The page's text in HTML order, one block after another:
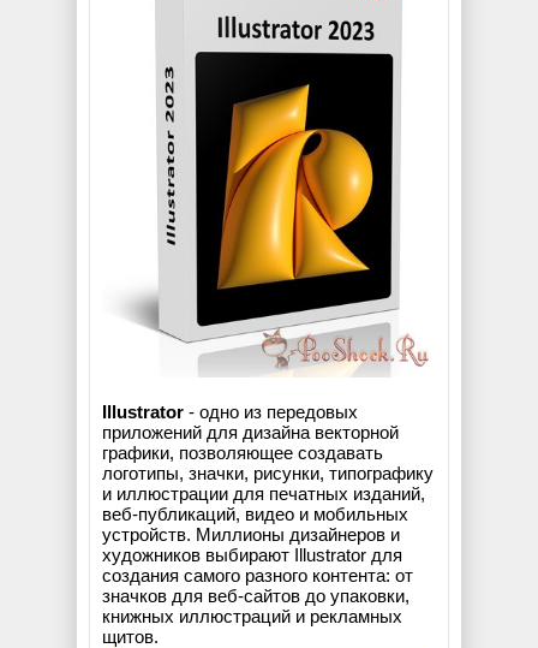
Illustrator - одно из передовых
приложений для дизайна векторной
графики, позволяющее создавать
логотипы, значки, рисунки, типографику
и иллюстрации для печатных изданий,
веб-публикаций, видео и мобильных
устройств. Миллионы дизайнеров и
художников выбирают Illustrator для
создания самого разного контента: от
значков для веб-сайтов до упаковки,
книжных иллюстраций и рекламных
щитов.